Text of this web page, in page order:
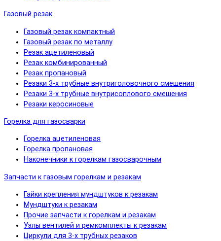
Газовый резак
Газовый резак компактный
Газовый резак по металлу
Резак ацетиленовый
Резак комбинированный
Резак пропановый
Резаки 3-х трубные внутриголовочного смешения
Резаки 3-х трубные внутрисоплового смешения
Резаки керосиновые
Горелка для газосварки
Горелка ацетиленовая
Горелка пропановая
Наконечники к горелкам газосварочным
Запчасти к газовым горелкам и резакам
Гайки крепления мундштуков к резакам
Мундштуки к резакам
Прочие запчасти к горелкам и резакам
Узлы вентилей и ремкомплекты к резакам
Циркули для 3-х трубных резаков